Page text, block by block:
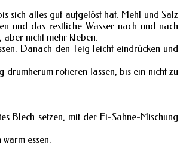
sich alles gut aufgelöst hat. Mehl und Salz
und das restliche Wasser nach und nach
aber nicht mehr kleben.
Danach den Teig leicht eindrücken und
rotieren lassen, bis ein nicht zu
Blech setzen, mit der Ei-Sahne-Mischung
essen.